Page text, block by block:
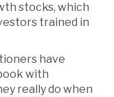
stocks, which
trained in
have
with
really do when